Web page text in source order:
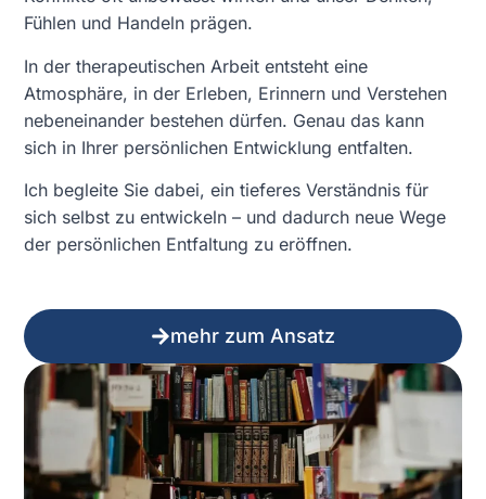
Fühlen und Handeln prägen.
In der therapeutischen Arbeit entsteht eine
Atmosphäre, in der Erleben, Erinnern und Verstehen
nebeneinander bestehen dürfen. Genau das kann
sich in Ihrer persönlichen Entwicklung entfalten.
Ich begleite Sie dabei, ein tieferes Verständnis für
sich selbst zu entwickeln – und dadurch neue Wege
der persönlichen Entfaltung zu eröffnen.
mehr zum Ansatz